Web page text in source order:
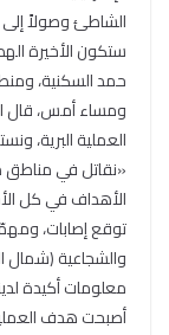
الشاطئ وصولاً إلى
ستكون الأخيرة
حمد السكنية،
ومساء أمس، قال
العملية
«نقاتل في مناطق
الأهداف في كل
توقع إصابات،
والشجاعية (شمال
معلومات أكيدة
أصبحت هدف